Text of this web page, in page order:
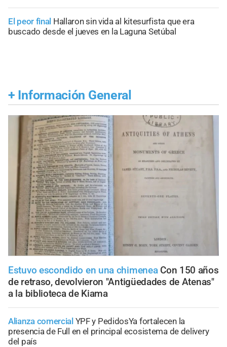
El peor final Hallaron sin vida al kitesurfista que era
buscado desde el jueves en la Laguna Setúbal
+ Información General
Estuvo escondido en una chimenea Con 150 años
de retraso, devolvieron "Antigüedades de Atenas"
a la biblioteca de Kiama
Alianza comercial YPF y PedidosYa fortalecen la
presencia de Full en el principal ecosistema de delivery
del país